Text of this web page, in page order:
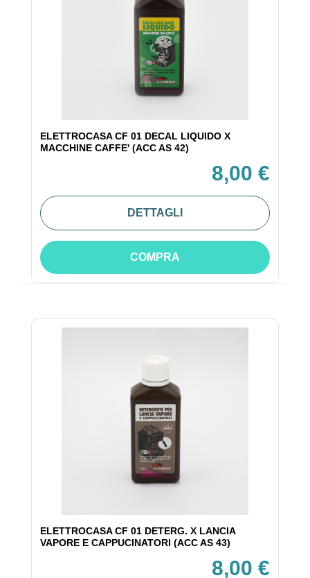
ELETTROCASA CF 01 DECAL LIQUIDO X
MACCHINE CAFFE' (ACC AS 42)
8,00 €
DETTAGLI
COMPRA
ELETTROCASA CF 01 DETERG. X LANCIA
VAPORE E CAPPUCINATORI (ACC AS 43)
8,00 €